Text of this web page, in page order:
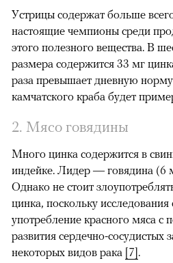
Устрицы содержат больше
настоящие чемпионы среди
этого полезного вещества. В
размера содержится 33 мг
раза превышает дневную норму
камчатского краба будет
2. Мясо говядины
Много цинка содержится в
индейке. Лидер — говядина (6
Однако не стоит
цинка, поскольку
употребление красного мяса
развития сердечно-сосудистых
некоторых видов рака [7].